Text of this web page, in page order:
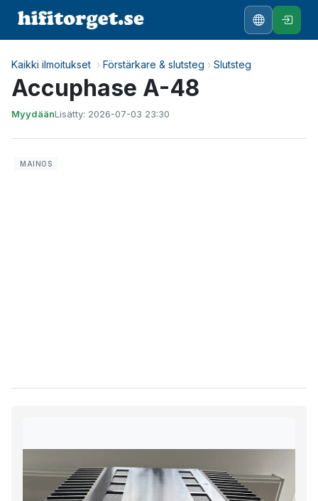
Kaikki ilmoitukset › Förstärkare & slutsteg › Slutsteg
Accuphase A-48
MyydäänLisätty: 2026-07-03 23:30